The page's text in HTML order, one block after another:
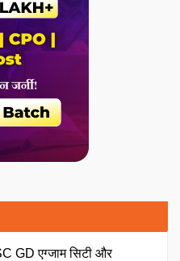
GD एग्जाम सिटी और